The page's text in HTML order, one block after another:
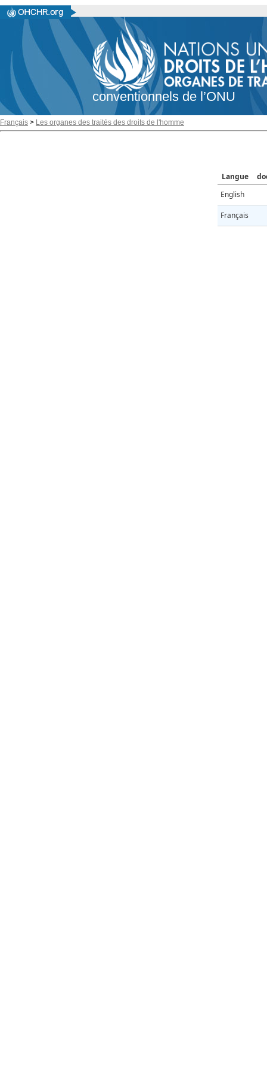
conventionnels de l’ONU
Français > Les organes des traités des droits de l'homme
Langue
English
Français